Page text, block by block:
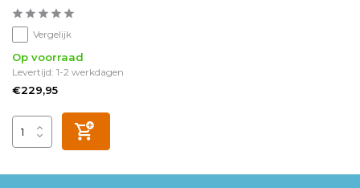
Vergelijk
Op voorraad
Levertijd: 1-2 werkdagen
€229,95